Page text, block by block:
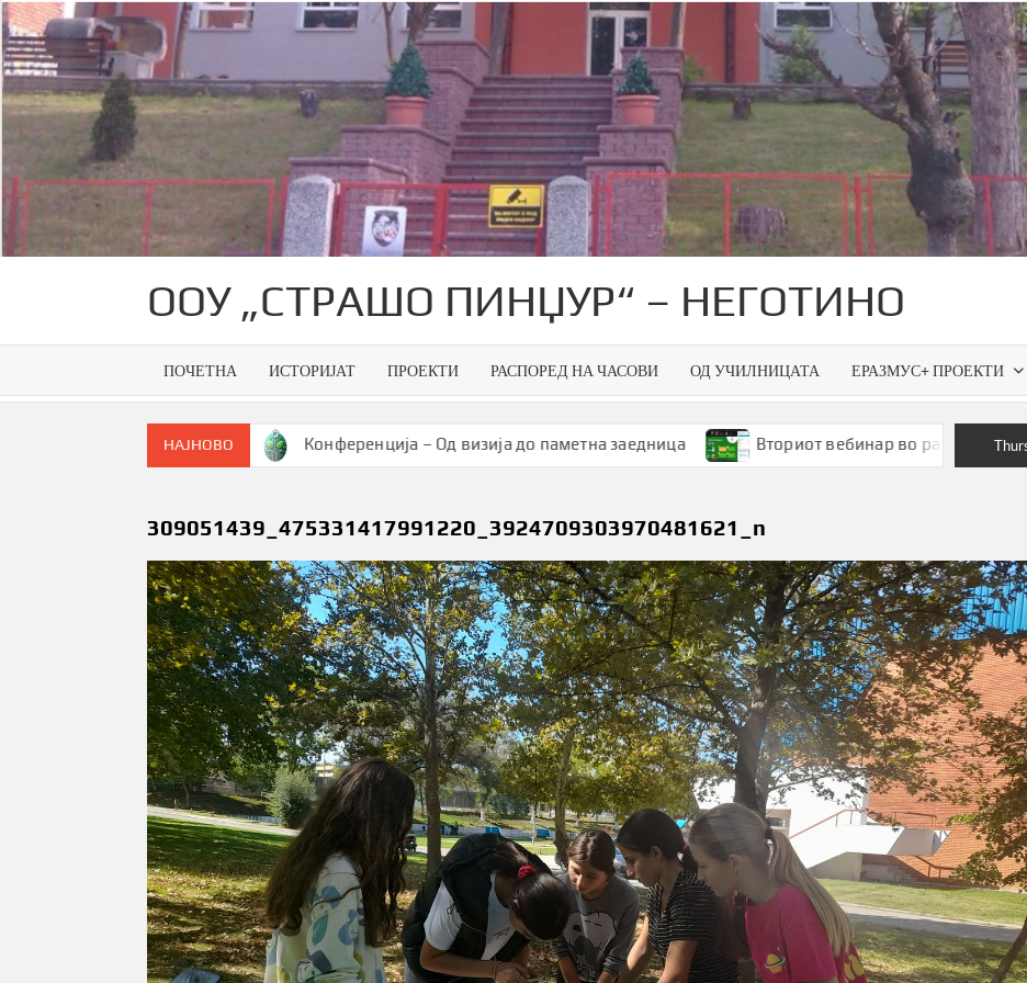
Skip
to
content
ООУ „СТРАШО ПИНЏУР“ – НЕГОТИНО
ПОЧЕТНА ИСТОРИЈАТ ПРОЕКТИ РАСПОРЕД НА ЧАСОВИ ОД УЧИЛНИЦАТА ЕРАЗМУС+ ПРОЕКТИ
НАЈНОВО
Конференција – Од визија до паметна заедница Вториот вебинар во рамки на Smart Green
309051439_475331417991220_3924709303970481621_n